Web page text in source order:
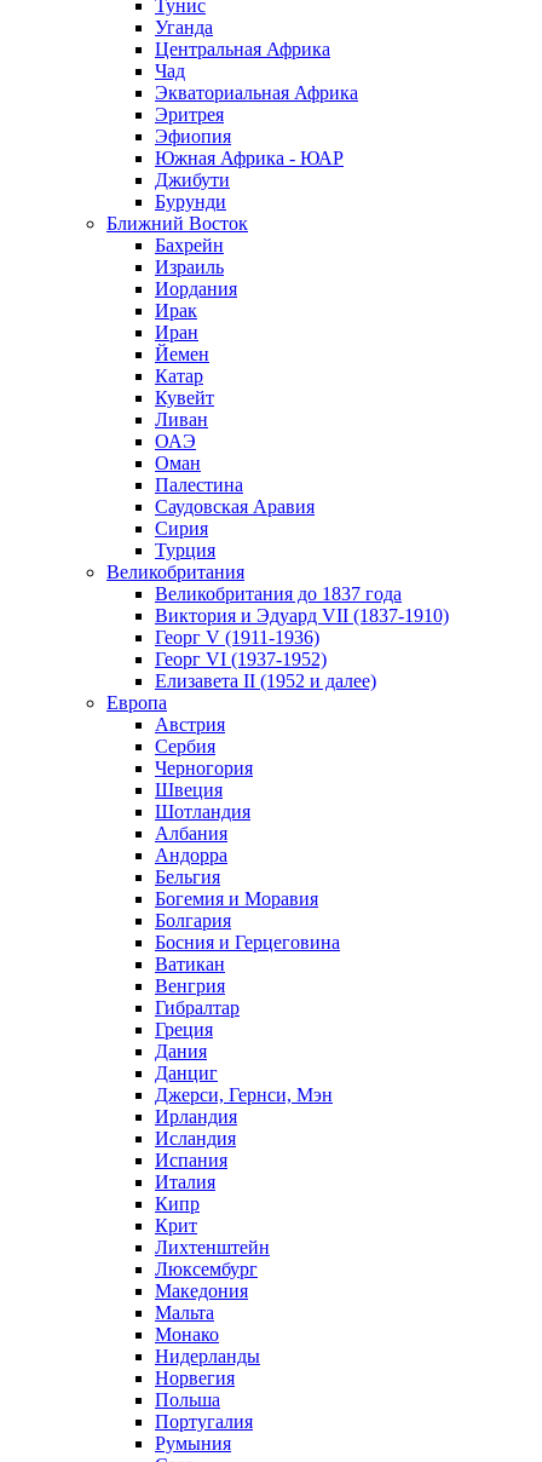
Тунис
Уганда
Центральная Африка
Чад
Экваториальная Африка
Эритрея
Эфиопия
Южная Африка - ЮАР
Джибути
Бурунди
Ближний Восток
Бахрейн
Израиль
Иордания
Ирак
Иран
Йемен
Катар
Кувейт
Ливан
ОАЭ
Оман
Палестина
Саудовская Аравия
Сирия
Турция
Великобритания
Великобритания до 1837 года
Виктория и Эдуард VII (1837-1910)
Георг V (1911-1936)
Георг VI (1937-1952)
Елизавета II (1952 и далее)
Европа
Австрия
Сербия
Черногория
Швеция
Шотландия
Албания
Андорра
Бельгия
Богемия и Моравия
Болгария
Босния и Герцеговина
Ватикан
Венгрия
Гибралтар
Греция
Дания
Данциг
Джерси, Гернси, Мэн
Ирландия
Исландия
Испания
Италия
Кипр
Крит
Лихтенштейн
Люксембург
Македония
Мальта
Монако
Нидерланды
Норвегия
Польша
Португалия
Румыния